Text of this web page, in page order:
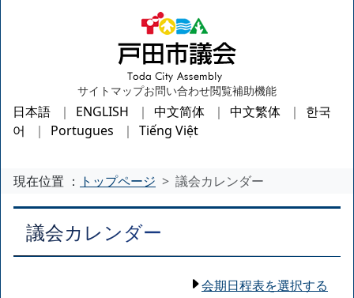
サイトマップお問い合わせ閲覧補助機能
日本語 ENGLISH 中文简体 中文繁体
한국
어
Portugues Tiếng Việt
現在位置 ： トップページ 議会カレンダー
議会カレンダー
会期日程表を選択する